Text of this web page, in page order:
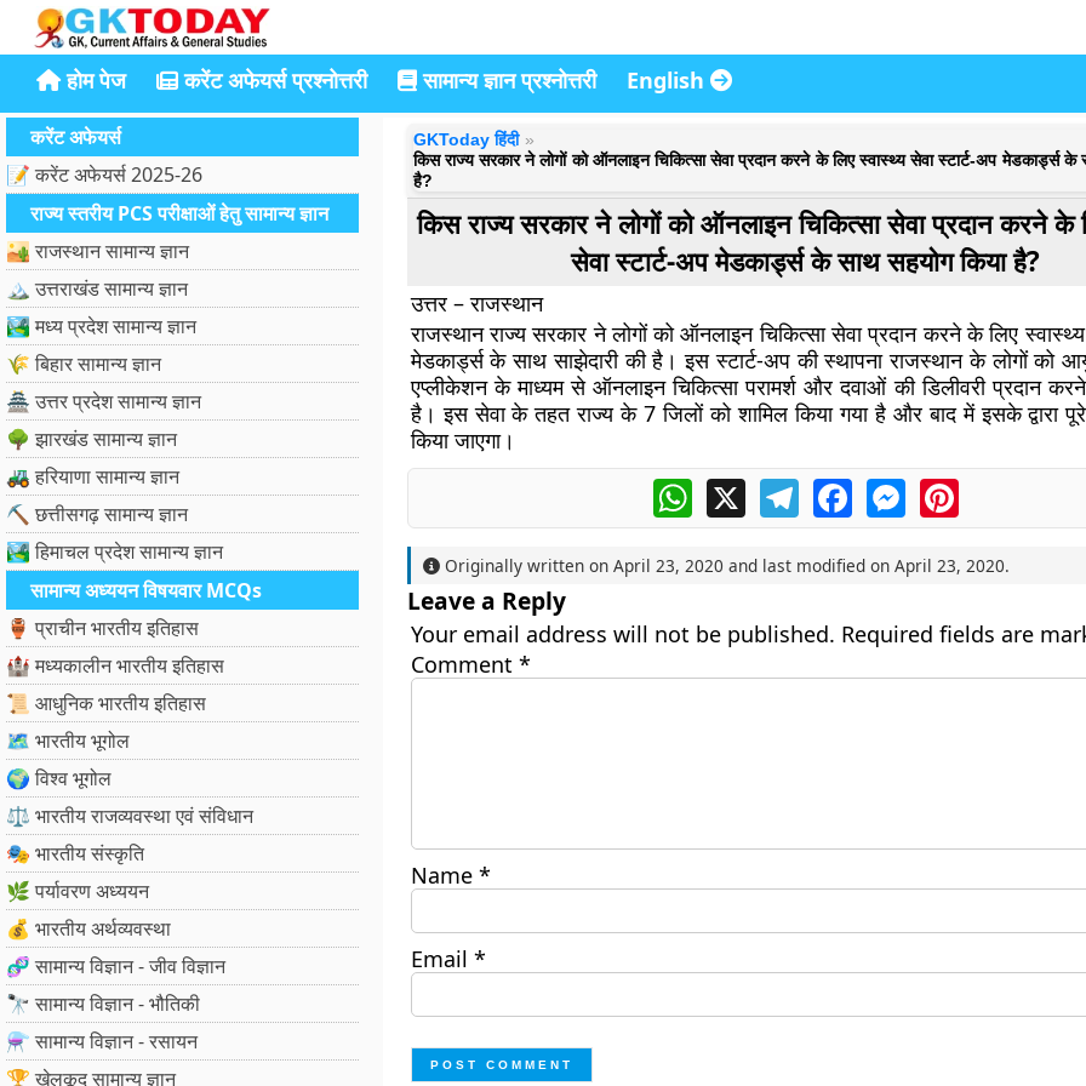
होम पेज करेंट अफेयर्स प्रश्नोत्तरी सामान्य ज्ञान प्रश्नोत्तरी English
करेंट अफेयर्स
📝 करेंट अफेयर्स 2025-26
राज्य स्तरीय PCS परीक्षाओं हेतु सामान्य ज्ञान
🏜️ राजस्थान सामान्य ज्ञान
🏔️ उत्तराखंड सामान्य ज्ञान
🏞️ मध्य प्रदेश सामान्य ज्ञान
🌾 बिहार सामान्य ज्ञान
🏯 उत्तर प्रदेश सामान्य ज्ञान
🌳 झारखंड सामान्य ज्ञान
🚜 हरियाणा सामान्य ज्ञान
⛏️ छत्तीसगढ़ सामान्य ज्ञान
🏞️ हिमाचल प्रदेश सामान्य ज्ञान
सामान्य अध्ययन विषयवार MCQs
🏺 प्राचीन भारतीय इतिहास
🏰 मध्यकालीन भारतीय इतिहास
📜 आधुनिक भारतीय इतिहास
🗺️ भारतीय भूगोल
🌍 विश्व भूगोल
⚖️ भारतीय राजव्यवस्था एवं संविधान
🎭 भारतीय संस्कृति
🌿 पर्यावरण अध्ययन
💰 भारतीय अर्थव्यवस्था
🧬 सामान्य विज्ञान - जीव विज्ञान
🔭 सामान्य विज्ञान - भौतिकी
⚗️ सामान्य विज्ञान - रसायन
🏆 खेलकूद सामान्य ज्ञान
GKToday हिंदी
किस राज्य सरकार ने लोगों को ऑनलाइन चिकित्सा सेवा प्रदान करने के लिए स्वास्थ्य सेवा स्टार्ट-अप मेडकार्ड्स के
है?
किस राज्य सरकार ने लोगों को ऑनलाइन चिकित्सा सेवा प्रदान करने के
सेवा स्टार्ट-अप मेडकार्ड्स के साथ सहयोग किया है?
उत्तर – राजस्थान
राजस्थान राज्य सरकार ने लोगों को ऑनलाइन चिकित्सा सेवा प्रदान करने के लिए
मेडकार्ड्स के साथ साझेदारी की है। इस स्टार्ट-अप की स्थापना राजस्थान के लोगों को
एप्लीकेशन के माध्यम से ऑनलाइन चिकित्सा परामर्श और दवाओं की डिलीवरी प्रदान
है। इस सेवा के तहत राज्य के 7 जिलों को शामिल किया गया है और बाद में इसके द्वारा
किया जाएगा।
WhatsApp
X TelegramFacebookMessengerPinterest
Originally written on April 23, 2020 and last modified on April 23, 2020.
Leave a Reply
Your email address will not be published. Required fields are
Comment *
Name *
Email *